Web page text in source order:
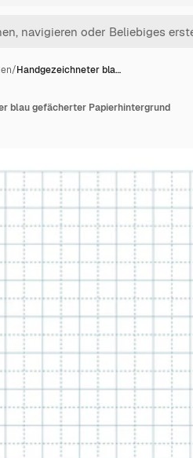
/Handgezeichneter bla…
blau gefächerter Papierhintergrund